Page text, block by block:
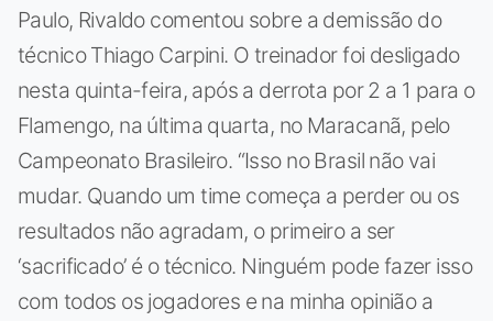
Paulo, Rivaldo comentou sobre a demissão do
técnico Thiago Carpini. O treinador foi desligado
nesta quinta-feira, após a derrota por 2 a 1 para o
Flamengo, na última quarta, no Maracanã, pelo
Campeonato Brasileiro. “Isso no Brasil não vai
mudar. Quando um time começa a perder ou os
resultados não agradam, o primeiro a ser
‘sacrificado’ é o técnico. Ninguém pode fazer isso
com todos os jogadores e na minha opinião a